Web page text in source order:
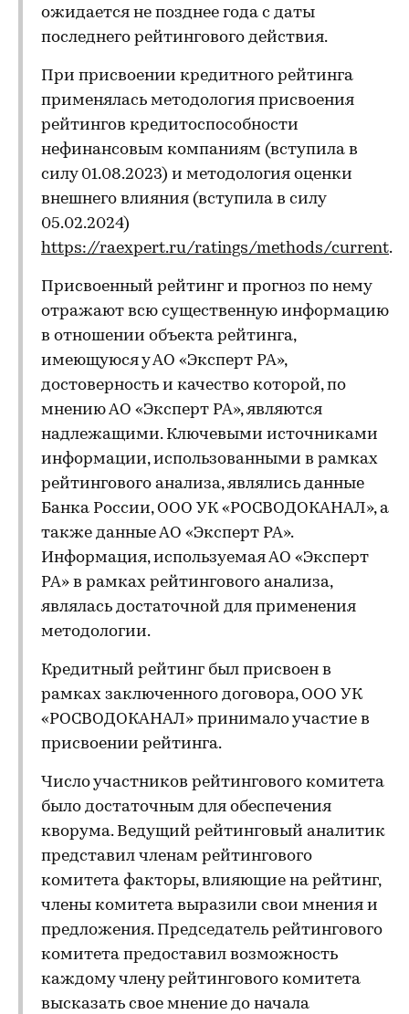
ожидается не позднее года с даты
последнего рейтингового действия.
При присвоении кредитного рейтинга
применялась методология присвоения
рейтингов кредитоспособности
нефинансовым компаниям (вступила в
силу 01.08.2023) и методология оценки
внешнего влияния (вступила в силу
05.02.2024)
https://raexpert.ru/ratings/methods/current.
Присвоенный рейтинг и прогноз по нему
отражают всю существенную информацию
в отношении объекта рейтинга,
имеющуюся у АО «Эксперт РА»,
достоверность и качество которой, по
мнению АО «Эксперт РА», являются
надлежащими. Ключевыми источниками
информации, использованными в рамках
рейтингового анализа, являлись данные
Банка России, ООО УК «РОСВОДОКАНАЛ», а
также данные АО «Эксперт РА».
Информация, используемая АО «Эксперт
РА» в рамках рейтингового анализа,
являлась достаточной для применения
методологии.
Кредитный рейтинг был присвоен в
рамках заключенного договора, ООО УК
«РОСВОДОКАНАЛ» принимало участие в
присвоении рейтинга.
Число участников рейтингового комитета
было достаточным для обеспечения
кворума. Ведущий рейтинговый аналитик
представил членам рейтингового
комитета факторы, влияющие на рейтинг,
члены комитета выразили свои мнения и
предложения. Председатель рейтингового
комитета предоставил возможность
каждому члену рейтингового комитета
высказать свое мнение до начала